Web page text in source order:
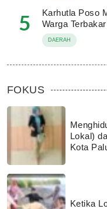
5
Karhutla Poso
Warga Terbakar
DAERAH
FOKUS
Lokal)
Kota
Ketika